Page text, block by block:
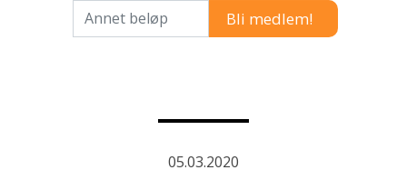
Annet beløp
05.03.2020